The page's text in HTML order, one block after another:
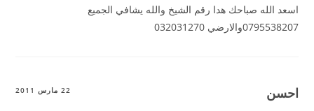
اسعد الله صباحك هدا رقم الشيخ والله يشافي الجميع
0795538207والارضي 032031270
احسن 22 مارس 2011